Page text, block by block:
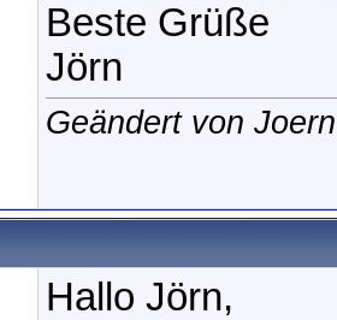
Beste Grüße
Jörn
Geändert von
Hallo Jörn,